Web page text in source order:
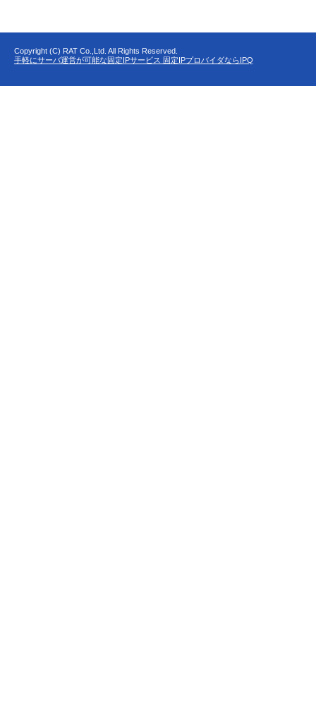
Copyright (C) RAT Co.,Ltd. All Rights Reserved.
手軽にサーバ運営が可能な固定IPサービス 固定IPプロバイダならIPQ